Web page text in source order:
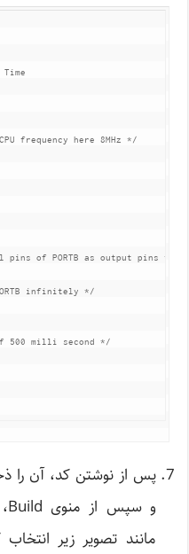
frequency here 8MHz */
pins of PORTB as output pins */
infinitely */
500 milli second */